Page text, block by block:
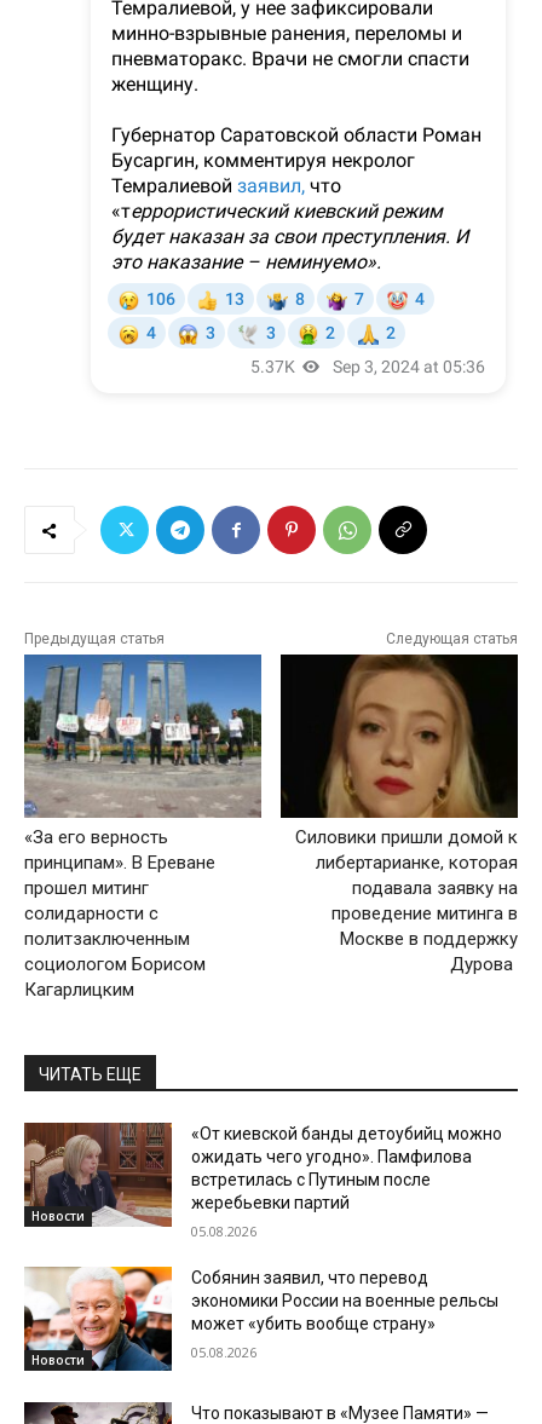
Предыдущая статья
«За его верность
принципам». В Ереване
прошел митинг
солидарности с
политзаключенным
социологом Борисом
Кагарлицким
Следующая статья
Силовики пришли домой к
либертарианке, которая
подавала заявку на
проведение митинга в
Москве в поддержку
Дурова
ЧИТАТЬ ЕЩЕ
Новости
«От киевской банды детоубийц можно
ожидать чего угодно». Памфилова
встретилась с Путиным после
жеребьевки партий
05.08.2026
Новости
Собянин заявил, что перевод
экономики России на военные рельсы
может «убить вообще страну»
05.08.2026
Что показывают в «Музее Памяти» —